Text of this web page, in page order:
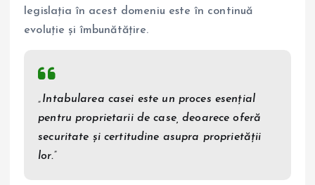
legislația în acest domeniu este în continuă
evoluție și îmbunătățire.
„Intabularea casei este un proces esențial
pentru proprietarii de case, deoarece oferă
securitate și certitudine asupra proprietății
lor.”